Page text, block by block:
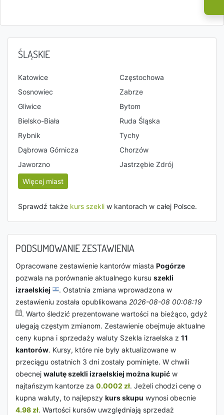
ŚLĄSKIE
Katowice
Częstochowa
Sosnowiec
Zabrze
Gliwice
Bytom
Bielsko-Biała
Ruda Śląska
Rybnik
Tychy
Dąbrowa Górnicza
Chorzów
Jaworzno
Jastrzębie Zdrój
Więcej miast
Sprawdź także kurs szekli w kantorach w całej Polsce.
PODSUMOWANIE ZESTAWIENIA
Opracowane zestawienie kantorów miasta Pogórze
pozwala na porównanie aktualnego kursu szekli
izraelskiej
. Ostatnia zmiana wprowadzona w
zestawieniu została opublikowana 2026-08-08 00:08:19
. Warto śledzić prezentowane wartości na bieżąco, gdyż
ulegają częstym zmianom. Zestawienie obejmuje aktualne
ceny kupna i sprzedaży waluty Szekla izraelska z 11
kantorów. Kursy, które nie były aktualizowane w
przeciągu ostatnich 3 dni zostały pominięte. W chwili
obecnej walutę szekli izraelskiej można kupić w
najtańszym kantorze za 0.0002 zł. Jeżeli chodzi cenę o
kupna waluty, to najlepszy kurs skupu wynosi obecnie
4.98 zł. Wartości kursów uwzględniają sprzedaż